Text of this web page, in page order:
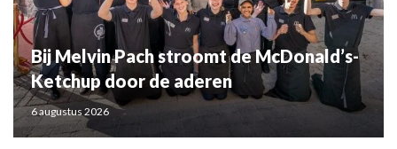
Bij Melvin Pach stroomt de McDonald’s-
Ketchup door de aderen
6 augustus 2026